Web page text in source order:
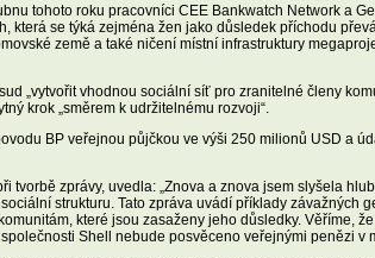
tohoto roku pracovníci CEE Bankwatch Network a
která se týká zejména žen jako důsledek příchodu
země a také ničení místní infrastruktury
„vytvořit vhodnou sociální síť pro zranitelné členy
krok „směrem k udržitelnému rozvoji“.
BP veřejnou půjčkou ve výši 250 milionů USD a
tvorbě zprávy, uvedla: „Znova a znova jsem slyšela
strukturu. Tato zpráva uvádí příklady závažných
které jsou zasaženy jeho důsledky. Věříme,
Shell nebude posvěceno veřejnými penězi v